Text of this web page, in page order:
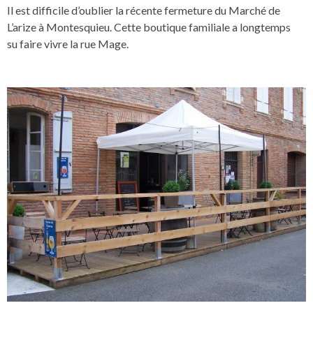
Il est difficile d’oublier la récente fermeture du Marché de
L’arize à Montesquieu. Cette boutique familiale a longtemps
su faire vivre la rue Mage.